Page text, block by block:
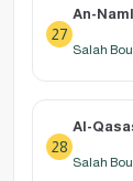
27
An-Naml
Salah
28
Al-
Salah